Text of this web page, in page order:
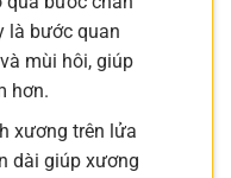
là bước quan
mùi hôi, giúp
hơn.
xương trên lửa
dài giúp xương